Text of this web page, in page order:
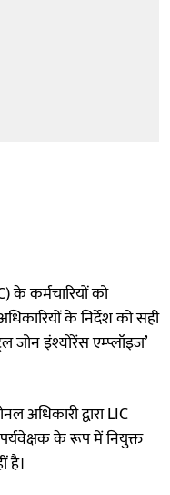
के कर्मचारियों को
के निर्देश को सही
जोन इंश्योरेंस एम्प्लॉइज’
अधिकारी द्वारा LIC
के रूप में नियुक्त
है।